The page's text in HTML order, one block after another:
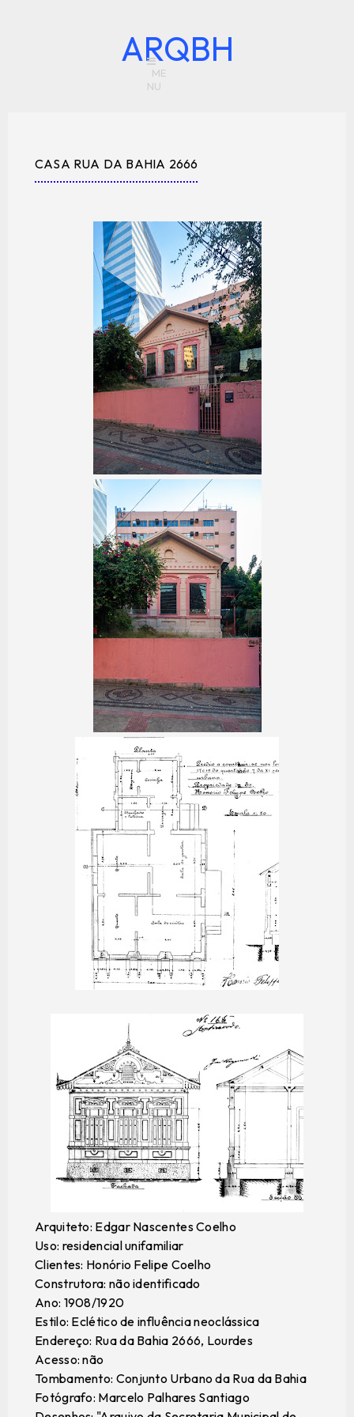
ARQBH
CASA RUA DA BAHIA 2666
Arquiteto: Edgar Nascentes Coelho
Uso: residencial unifamiliar
Clientes: Honório Felipe Coelho
Construtora: não identificado
Ano: 1908/1920
Estilo: Eclético de influência neoclássica
Endereço: Rua da Bahia 2666, Lourdes
Acesso: não
Tombamento: Conjunto Urbano da Rua da Bahia
Fotógrafo: Marcelo Palhares Santiago